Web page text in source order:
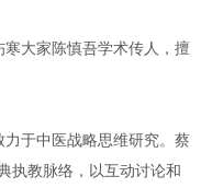
大家陈慎吾学术传人，擅
于中医战略思维研究。蔡
执教脉络，以互动讨论和